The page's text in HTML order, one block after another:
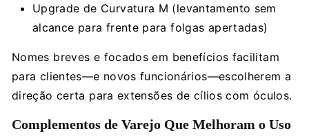
Upgrade de Curvatura M (levantamento sem
alcance para frente para folgas apertadas)
Nomes breves e focados em benefícios facilitam
para clientes—e novos funcionários—escolherem a
direção certa para extensões de cílios com óculos.
Complementos de Varejo Que Melhoram o Uso